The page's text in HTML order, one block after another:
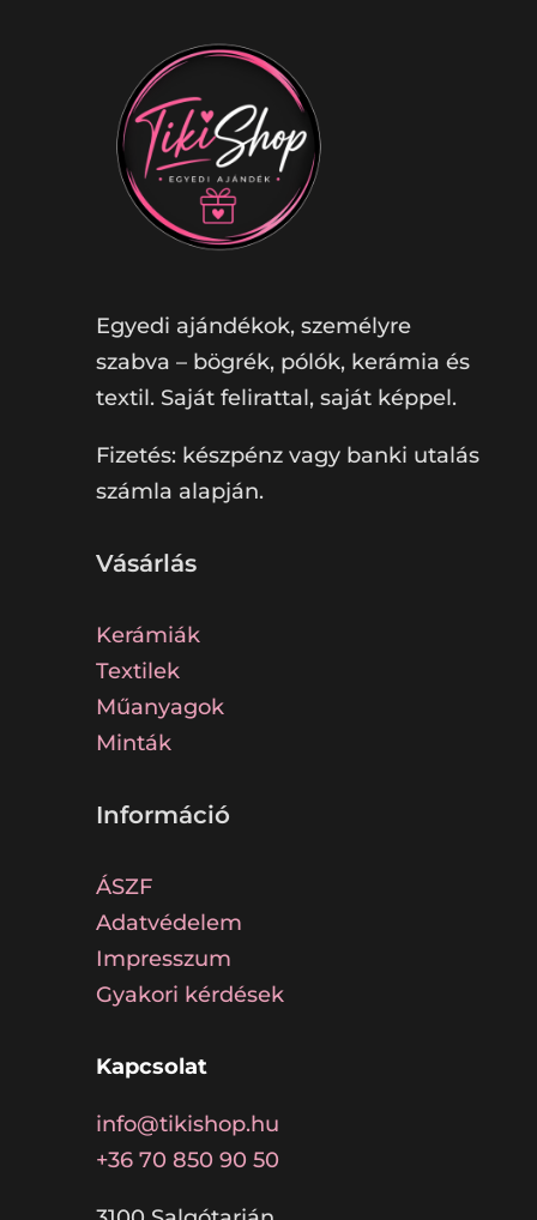
Egyedi ajándékok, személyre
szabva – bögrék, pólók, kerámia és
textil. Saját felirattal, saját képpel.
Fizetés: készpénz vagy banki utalás
számla alapján.
Vásárlás
Kerámiák
Textilek
Műanyagok
Minták
Információ
ÁSZF
Adatvédelem
Impresszum
Gyakori kérdések
Kapcsolat
info@tikishop.hu
+36 70 850 90 50